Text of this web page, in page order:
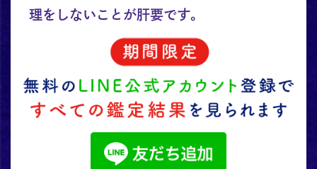
理をしないことが肝要です。